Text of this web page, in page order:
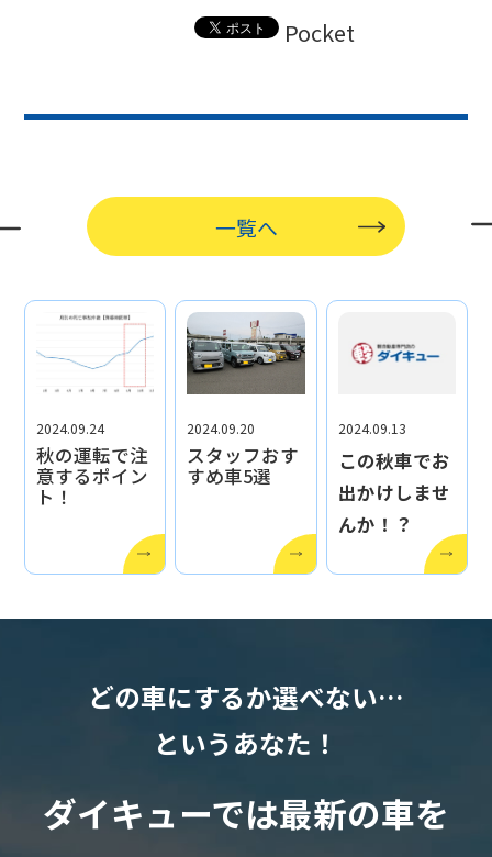
Pocket
一覧へ
2024.09.24
秋の運転で注
意するポイン
ト！
2024.09.20
スタッフおす
すめ車5選
2024.09.13
この秋車でお
出かけしませ
んか！？
どの車にするか選べない…
というあなた！
ダイキューでは最新の車を